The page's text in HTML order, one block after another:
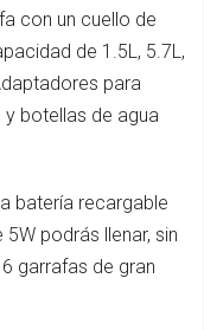
con un cuello de
de 1.5L, 5.7L,
para
botellas de agua
batería recargable
podrás llenar, sin
garrafas de gran